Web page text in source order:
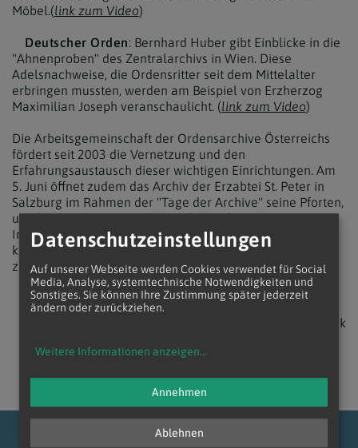
Möbel.(link zum Video)
Deutscher Orden: Bernhard Huber gibt Einblicke in die
"Ahnenproben" des Zentralarchivs in Wien. Diese
Adelsnachweise, die Ordensritter seit dem Mittelalter
erbringen mussten, werden am Beispiel von Erzherzog
Maximilian Joseph veranschaulicht. (link zum Video)
Die Arbeitsgemeinschaft der Ordensarchive Österreichs
fördert seit 2003 die Vernetzung und den
Erfahrungsaustausch dieser wichtigen Einrichtungen. Am
5. Juni öffnet zudem das Archiv der Erzabtei St. Peter in
Salzburg im Rahmen der "Tage der Archive" seine Pforten,
um die Wendezeit um 1500 zu beleuchten. Diese
Initiativen machen die reiche Geschichte und das
kulturelle Erbe der Orden für zukünftige Generationen
zugänglich.
zurück
Datenschutzeinstellungen
Auf unserer Webseite werden Cookies verwendet für Social
Media, Analyse, systemtechnische Notwendigkeiten und
Sonstiges. Sie können Ihre Zustimmung später jederzeit
ändern oder zurückziehen.
Weitere Informationen anzeigen...
Ablehnen
Annehmen